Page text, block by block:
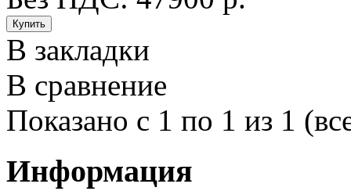
В закладки
В сравнение
Показано с 1 по 1 из 1
Информация